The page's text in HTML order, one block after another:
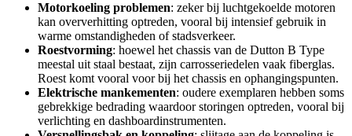
Motorkoeling problemen: zeker bij luchtgekoelde motoren
kan oververhitting optreden, vooral bij intensief gebruik in
warme omstandigheden of stadsverkeer.
Roestvorming: hoewel het chassis van de Dutton B Type
meestal uit staal bestaat, zijn carrosseriedelen vaak fiberglas.
Roest komt vooral voor bij het chassis en ophangingspunten.
Elektrische mankementen: oudere exemplaren hebben soms
gebrekkige bedrading waardoor storingen optreden, vooral bij
verlichting en dashboardinstrumenten.